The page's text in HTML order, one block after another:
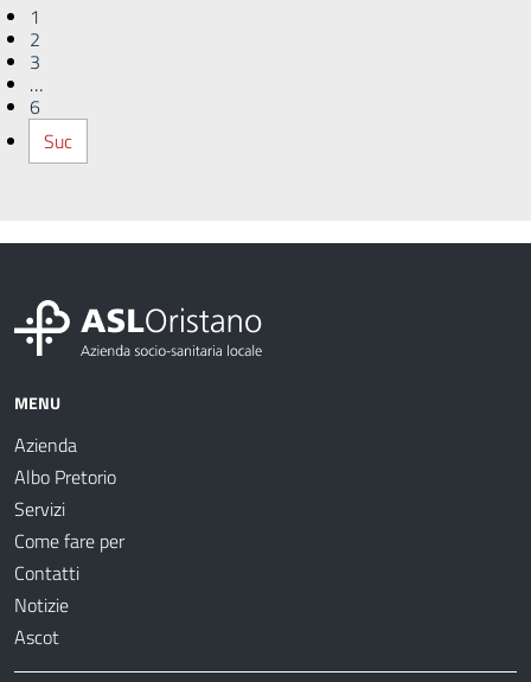
1
2
3
…
6
Suc
MENU
Azienda
Albo Pretorio
Servizi
Come fare per
Contatti
Notizie
Ascot